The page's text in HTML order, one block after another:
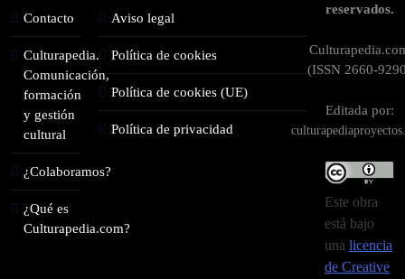
Contacto
Culturapedia.
Comunicación,
formación
y gestión
cultural
¿Colaboramos?
¿Qué es
Culturapedia.com?
Aviso legal
Política de cookies
Política de cookies (UE)
Política de privacidad
reservados.
(ISSN 2660-
Editada por:
Este obra
está bajo
unalicencia
de Creative